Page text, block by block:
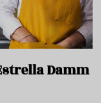
Damm